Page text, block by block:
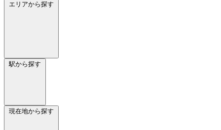
エリアから探す
駅から探す
現在地から探す